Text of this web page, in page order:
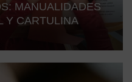
MANUALIDADES
Y CARTULINA